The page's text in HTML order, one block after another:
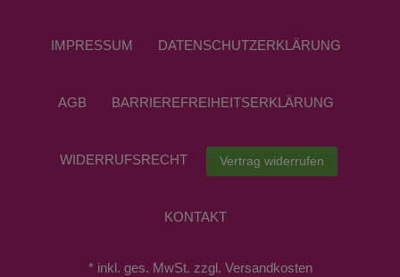
IMPRESSUM DATEN­SCHUTZ­ERKLÄRUNG
AGB BARRIEREFREIHEITSERKLÄRUNG
WIDERRUFS­RECHT Vertrag widerrufen
KONTAKT
* inkl. ges. MwSt. zzgl. Versandkosten